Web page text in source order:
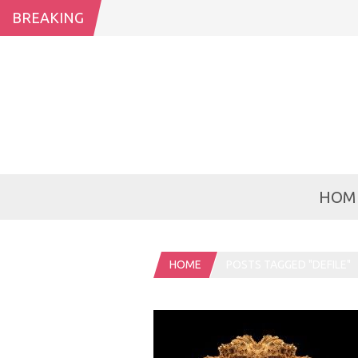
BREAKING
HOME